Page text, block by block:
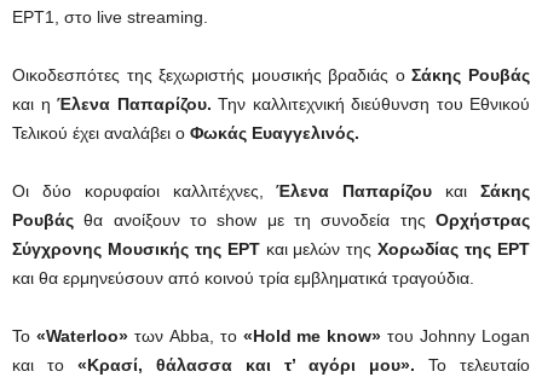
ΕΡΤ1, στο live streaming.
Οικοδεσπότες της ξεχωριστής μουσικής βραδιάς οΣάκης Ρουβάς
και η Έλενα Παπαρίζου. Την καλλιτεχνική διεύθυνση του Εθνικού
Τελικού έχει αναλάβει ο Φωκάς Ευαγγελινός.
Οι δύο κορυφαίοι καλλιτέχνες,Έλενα Παπαρίζου και Σάκης
Ρουβάςθα ανοίξουν το show με τη συνοδεία τηςΟρχήστρας
Σύγχρονης Μουσικής της ΕΡΤκαι μελών τηςΧορωδίας της ΕΡΤ
και θα ερμηνεύσουν από κοινού τρία εμβληματικά τραγούδια.
Το «Waterloo»των Abba, το «Hold me know» του Johnny Logan
και το «Κρασί, θάλασσα και τ’ αγόρι μου». Το τελευταίο